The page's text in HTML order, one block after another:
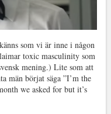
som vi är inne i någon
toxic masculinity som
mening.) Lite som att
män börjat säga ”I’m the
we asked for but it’s